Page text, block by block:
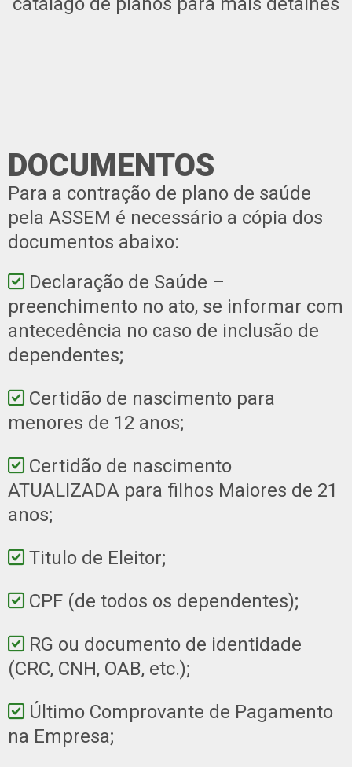
DOCUMENTOS
Para a contração de plano de saúde
pela ASSEM é necessário a cópia dos
documentos abaixo:
Declaração de Saúde –
preenchimento no ato, se informar com
antecedência no caso de inclusão de
dependentes;
Certidão de nascimento para
menores de 12 anos;
Certidão de nascimento
ATUALIZADA para filhos Maiores de 21
anos;
Titulo de Eleitor;
CPF (de todos os dependentes);
RG ou documento de identidade
(CRC, CNH, OAB, etc.);
Último Comprovante de Pagamento
na Empresa;